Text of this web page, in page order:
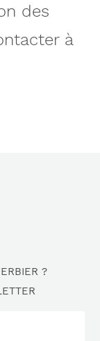
des
à
?